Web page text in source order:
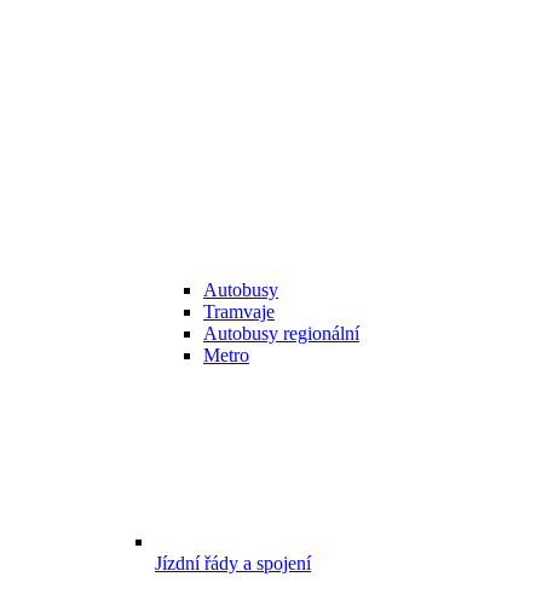
Autobusy
Tramvaje
Autobusy regionální
Metro
Jízdní řády a spojení